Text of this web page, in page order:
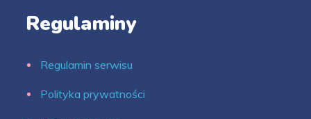
Regulaminy
Regulamin serwisu
Polityka prywatności